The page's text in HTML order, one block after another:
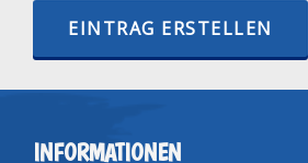
EINTRAG ERSTELLEN
INFORMATIONEN